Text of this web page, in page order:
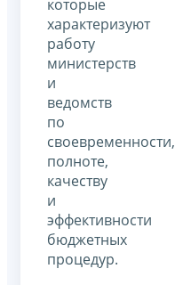
которые
характеризуют
работу
министерств
и
ведомств
по
своевременности,
полноте,
качеству
и
эффективности
бюджетных
процедур.